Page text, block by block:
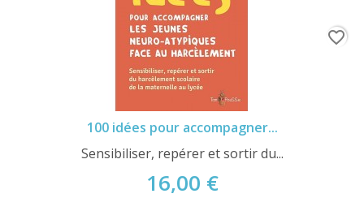
100 idées pour accompagner...
Sensibiliser, repérer et sortir du...
16,00 €
favorite_border